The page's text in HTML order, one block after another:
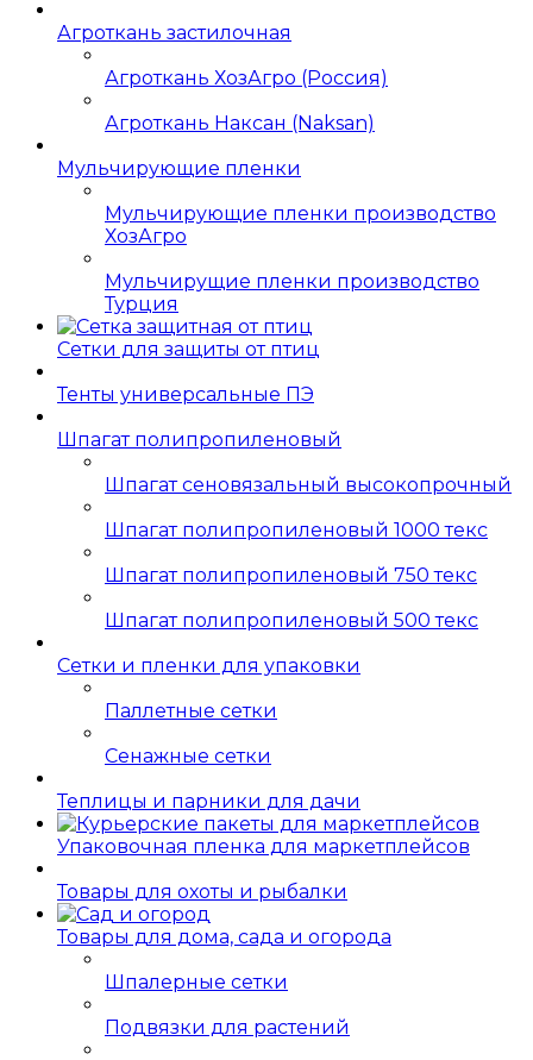
Агроткань застилочная
Агроткань ХозАгро (Россия)
Агроткань Наксан (Naksan)
Мульчирующие пленки
Мульчирующие пленки производство
ХозАгро
Мульчирущие пленки производство
Турция
Сетки для защиты от птиц
Тенты универсальные ПЭ
Шпагат полипропиленовый
Шпагат сеновязальный высокопрочный
Шпагат полипропиленовый 1000 текс
Шпагат полипропиленовый 750 текс
Шпагат полипропиленовый 500 текс
Сетки и пленки для упаковки
Паллетные сетки
Сенажные сетки
Теплицы и парники для дачи
Упаковочная пленка для маркетплейсов
Товары для охоты и рыбалки
Товары для дома, сада и огорода
Шпалерные сетки
Подвязки для растений